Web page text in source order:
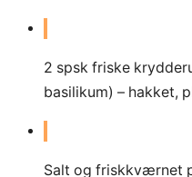
2 spsk friske
basilikum) – hakket,
Salt og friskkværnet